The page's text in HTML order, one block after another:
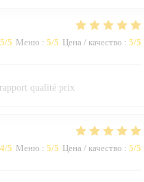
5/5 Меню : 5/5 Цена / качество : 5/5
qualité prix
4/5 Меню : 5/5 Цена / качество : 5/5